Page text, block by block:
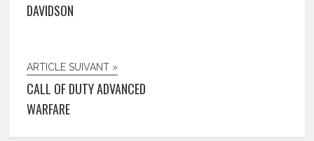
DAVIDSON
ARTICLE SUIVANT »
CALL OF DUTY ADVANCED
WARFARE